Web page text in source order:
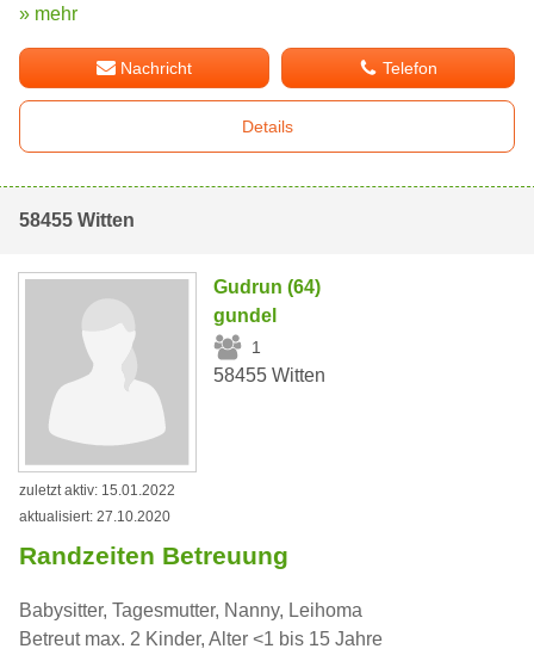
» mehr
Nachricht Telefon
Details
58455 Witten
Gudrun (64)
gundel
1
58455 Witten
zuletzt aktiv: 15.01.2022
aktualisiert: 27.10.2020
Randzeiten Betreuung
Babysitter, Tagesmutter, Nanny, Leihoma
Betreut max. 2 Kinder, Alter <1 bis 15 Jahre